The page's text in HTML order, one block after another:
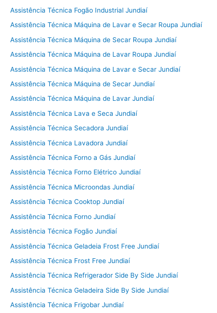
Assistência Técnica Fogão Industrial Jundiaí
Assistência Técnica Máquina de Lavar e Secar Roupa Jundiaí
Assistência Técnica Máquina de Secar Roupa Jundiaí
Assistência Técnica Máquina de Lavar Roupa Jundiaí
Assistência Técnica Máquina de Lavar e Secar Jundiaí
Assistência Técnica Máquina de Secar Jundiaí
Assistência Técnica Máquina de Lavar Jundiaí
Assistência Técnica Lava e Seca Jundiaí
Assistência Técnica Secadora Jundiaí
Assistência Técnica Lavadora Jundiaí
Assistência Técnica Forno a Gás Jundiaí
Assistência Técnica Forno Elétrico Jundiaí
Assistência Técnica Microondas Jundiaí
Assistência Técnica Cooktop Jundiaí
Assistência Técnica Forno Jundiaí
Assistência Técnica Fogão Jundiaí
Assistência Técnica Geladeia Frost Free Jundiaí
Assistência Técnica Frost Free Jundiaí
Assistência Técnica Refrigerador Side By Side Jundiaí
Assistência Técnica Geladeira Side By Side Jundiaí
Assistência Técnica Frigobar Jundiaí